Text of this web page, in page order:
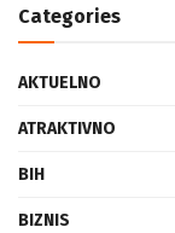
Categories
AKTUELNO
ATRAKTIVNO
BIH
BIZNIS